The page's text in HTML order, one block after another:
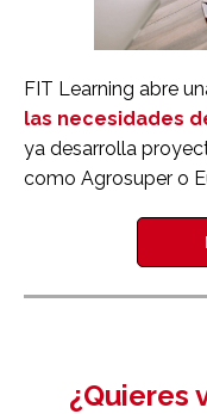
FIT Learning abre
las necesidades
ya desarrolla
como Agrosuper o
¿Quieres